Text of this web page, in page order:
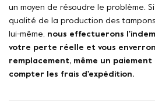
un moyen de résoudre le problème.
qualité de la production des
lui-même, nous effectuerons
votre perte réelle et vous
remplacement, même un paiement
compter les frais d'expédition.